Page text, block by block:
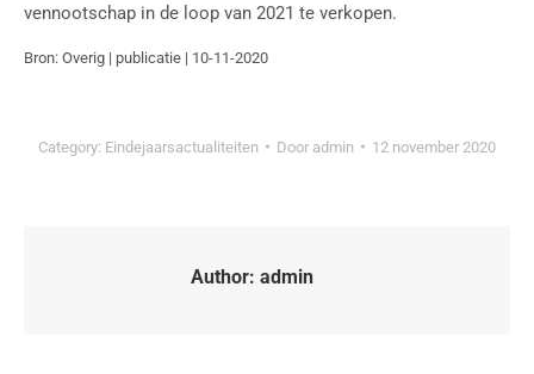
vennootschap in de loop van 2021 te verkopen.
Bron: Overig | publicatie | 10-11-2020
Category: Eindejaarsactualiteiten Door admin 12 november 2020
Author: admin